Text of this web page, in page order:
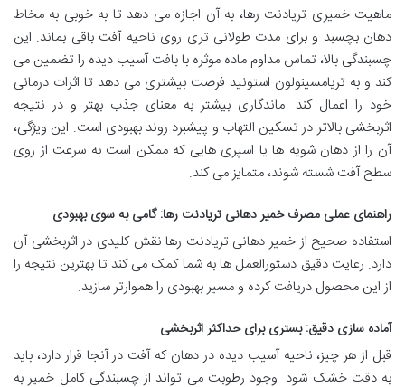
ماهیت خمیری تریادنت رها، به آن اجازه می دهد تا به خوبی به مخاط
دهان بچسبد و برای مدت طولانی تری روی ناحیه آفت باقی بماند. این
چسبندگی بالا، تماس مداوم ماده موثره با بافت آسیب دیده را تضمین می
کند و به تریامسینولون استونید فرصت بیشتری می دهد تا اثرات درمانی
خود را اعمال کند. ماندگاری بیشتر به معنای جذب بهتر و در نتیجه
اثربخشی بالاتر در تسکین التهاب و پیشبرد روند بهبودی است. این ویژگی،
آن را از دهان شویه ها یا اسپری هایی که ممکن است به سرعت از روی
سطح آفت شسته شوند، متمایز می کند.
راهنمای عملی مصرف خمیر دهانی تریادنت رها: گامی به سوی بهبودی
استفاده صحیح از خمیر دهانی تریادنت رها نقش کلیدی در اثربخشی آن
دارد. رعایت دقیق دستورالعمل ها به شما کمک می کند تا بهترین نتیجه را
از این محصول دریافت کرده و مسیر بهبودی را هموارتر سازید.
آماده سازی دقیق: بستری برای حداکثر اثربخشی
قبل از هر چیز، ناحیه آسیب دیده در دهان که آفت در آنجا قرار دارد، باید
به دقت خشک شود. وجود رطوبت می تواند از چسبندگی کامل خمیر به